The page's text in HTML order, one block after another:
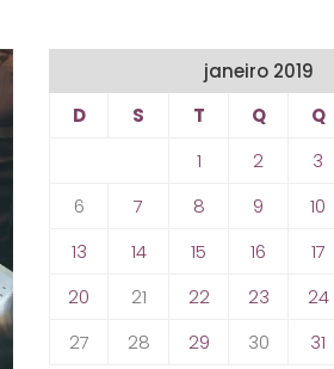
janeiro 2019
D
S T Q Q
1
2 3
6
7 8 9 10
13
14 15 16 17
20
21 22 23 24
27
28 29 30 31